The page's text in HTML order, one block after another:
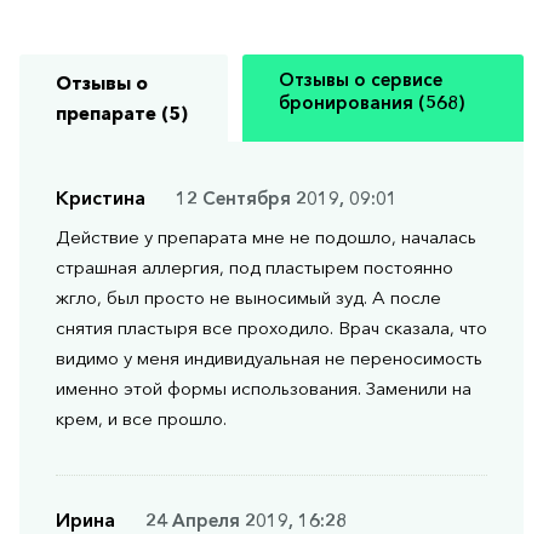
Отзывы о
препарате (5)
Отзывы о сервисе
бронирования (568)
Кристина
12 Сентября 2019, 09:01
Действие у препарата мне не подошло, началась
страшная аллергия, под пластырем постоянно
жгло, был просто не выносимый зуд. А после
снятия пластыря все проходило. Врач сказала, что
видимо у меня индивидуальная не переносимость
именно этой формы использования. Заменили на
крем, и все прошло.
Ирина
24 Апреля 2019, 16:28